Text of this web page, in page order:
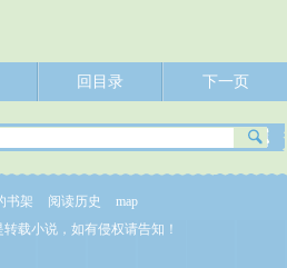
回目录 下一页
书架 阅读历史
map
载小说，如有侵权请告知！